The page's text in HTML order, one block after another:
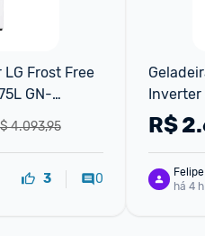
Frost Free
GN-
4.093,95
3 0
Inverter
R$
há 4 h